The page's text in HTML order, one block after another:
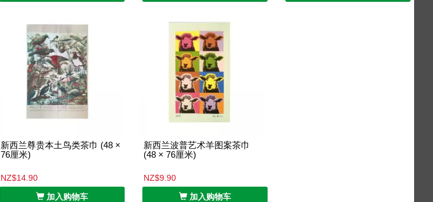
新西兰尊贵本土鸟类茶巾 (48 ×
76厘米)
NZ$14.90
加入购物车
新西兰波普艺术羊图案茶巾
(48 × 76厘米)
NZ$9.90
加入购物车